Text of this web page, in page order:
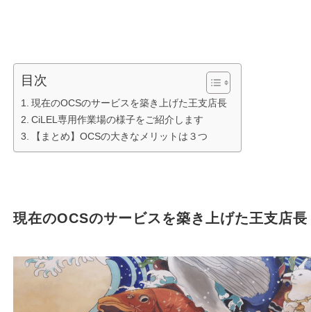
目次
現在のOCSのサービスを築き上げた王支店長
CiLEL専用作業場の様子をご紹介します
【まとめ】OCSの大きなメリットは３つ
現在のOCSのサービスを築き上げた王支店長